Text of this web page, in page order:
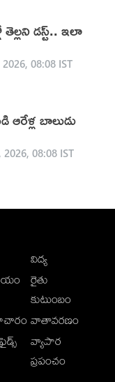
డస్ట్.. ఇలా
08:08 IST
ఆరేళ్ల బాలుడు
08:08 IST
విద్య
రైతు
కుటుంబం
వాతావరణం
వ్యాపార
ప్రపంచం